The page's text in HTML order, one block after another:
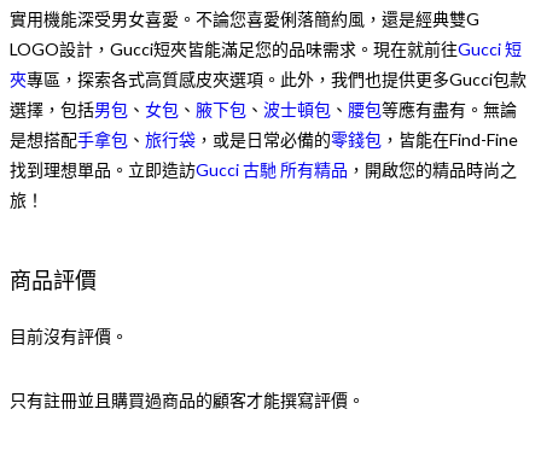
實用機能深受男女喜愛。不論您喜愛俐落簡約風，還是經典雙G
LOGO設計，Gucci短夾皆能滿足您的品味需求。現在就前往Gucci 短
夾專區，探索各式高質感皮夾選項。此外，我們也提供更多Gucci包款
選擇，包括男包 、 女包 、 腋下包 、 波士頓包 、 腰包等應有盡有。無論
是想搭配手拿包 、 旅行袋 ，或是日常必備的零錢包 ，皆能在Find-Fine
找到理想單品。立即造訪Gucci 古馳 所有精品 ，開啟您的精品時尚之
旅！
商品評價
目前沒有評價。
只有註冊並且購買過商品的顧客才能撰寫評價。